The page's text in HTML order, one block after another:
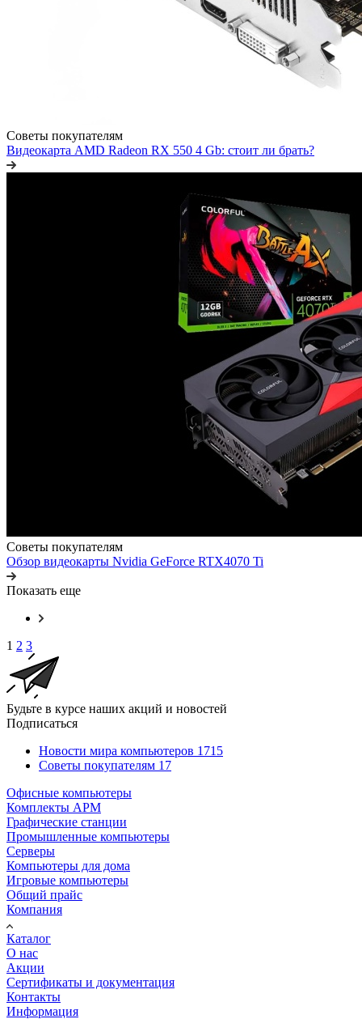
Советы покупателям
Видеокарта AMD Radeon RX 550 4 Gb: стоит ли брать?
Советы покупателям
Обзор видеокарты Nvidia GeForce RTX4070 Ti
Показать еще
1 2 3
Будьте в курсе наших акций и новостей
Подписаться
Новости мира компьютеров 1715
Советы покупателям 17
Офисные компьютеры
Комплекты АРМ
Графические станции
Промышленные компьютеры
Серверы
Компьютеры для дома
Игровые компьютеры
Общий прайс
Компания
Каталог
О нас
Акции
Сертификаты и документация
Контакты
Информация